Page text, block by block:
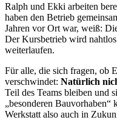
Ralph und Ekki arbeiten
haben den Betrieb
Jahren vor Ort war, weiß:
Der Kursbetrieb wird
weiterlaufen.
Für alle, die sich fragen, ob
verschwindet: Natürlich
Teil des Teams bleiben und
„besonderen Bauvorhaben“
Werkstatt also auch in